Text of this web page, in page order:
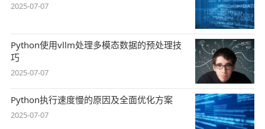
2025-07-07
Python使用vllm处理多模态数据的预处理技
巧
2025-07-07
Python执行速度慢的原因及全面优化方案
2025-07-07